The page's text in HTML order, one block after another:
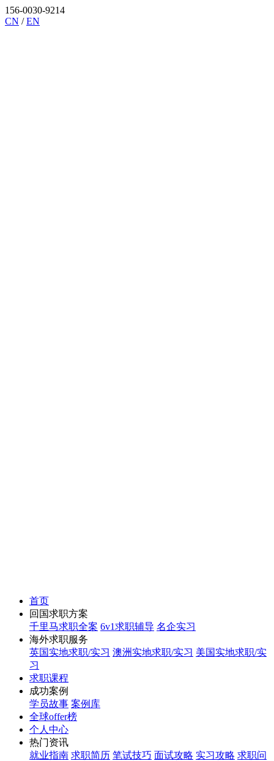
156-0030-9214
CN /EN
首页
回国求职方案
千里马求职全案 6v1求职辅导 名企实习
海外求职服务
英国实地求职/实习 澳洲实地求职/实习 美国实地求职/实
习
求职课程
成功案例
学员故事 案例库
全球offer榜
个人中心
热门资讯
就业指南 求职简历 笔试技巧 面试攻略 实习攻略 求职问